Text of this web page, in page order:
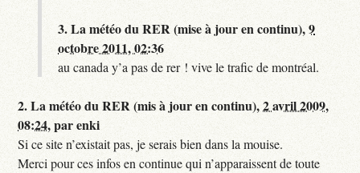
3.La météo du RER (mise à jour en continu),9
octobre 2011, 02:36
au canada y’a pas de rer ! vive le trafic de montréal.
2.La météo du RER (mis à jour en continu),2 avril 2009,
08:24,parenki
Si ce site n’existait pas, je serais bien dans la mouise.
Merci pour ces infos en continue qui n’apparaissent de toute